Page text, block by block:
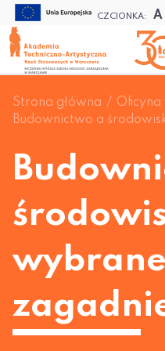
CZCIONKA: A
Strona główna
Budownictwo a
wybrane